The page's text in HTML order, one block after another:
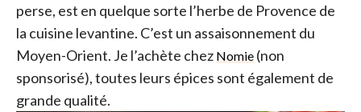
perse, est en quelque sorte l’herbe de Provence de
la cuisine levantine. C’est un assaisonnement du
Moyen-Orient. Je l’achète chez Nomie (non
sponsorisé), toutes leurs épices sont également de
grande qualité.